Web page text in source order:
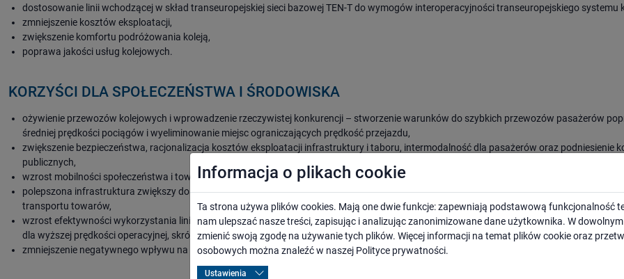
dostosowanie linii wchodzącej w skład transeuropejskiej sieci bazowej TEN-T do wymogów interoperacyjności transeuropejskiego systemu
zmniejszenie kosztów eksploatacji,
zwiększenie komfortu podróżowania koleją,
poprawa jakości usług kolejowych.
KORZYŚCI DLA SPOŁECZEŃSTWA I ŚRODOWISKA
ożywienie przewozów kolejowych i wprowadzenie rzeczywistej konkurencji – stworzenie warunków do szybkich przewozów pasażerów
średniej prędkości pociągów i wyeliminowanie miejsc ograniczających prędkość przejazdu,
zwiększenie bezpieczeństwa, racjonalizacja kosztów eksploatacji infrastruktury i taboru, intermodalność dla pasażerów oraz podniesienie
publicznych,
wzrost mobilności społeczeństwa i towarów zarówno pomiędzy regionami jak i krajami Unii Europejskiej,
polepszona infrastruktura zwiększy dostępność rynku pracy, ułatwi wymianę handlową, poszerzy rynki zbytu oraz współpracę
transportu towarów,
wzrost efektywności wykorzystania linii kolejowej poprzez umożliwienie realizowania oferty przewozowej zarówno w ruchu pasażerskim
dla wyższej prędkości operacyjnej, skrócenie czasu jazdy i zwiększenie przepustowości linii,
zmniejszenie negatywnego wpływu na środowisko.
Informacja o plikach cookie
Ta strona używa plików cookies. Mają one dwie funkcje: zapewniają podstawową funkcjonalność
nam ulepszać nasze treści, zapisując i analizując zanonimizowane dane użytkownika. W
zmienić swoją zgodę na używanie tych plików. Więcej informacji na temat plików cookie oraz
osobowych można znaleźć w naszej Polityce prywatności.
Ustawienia